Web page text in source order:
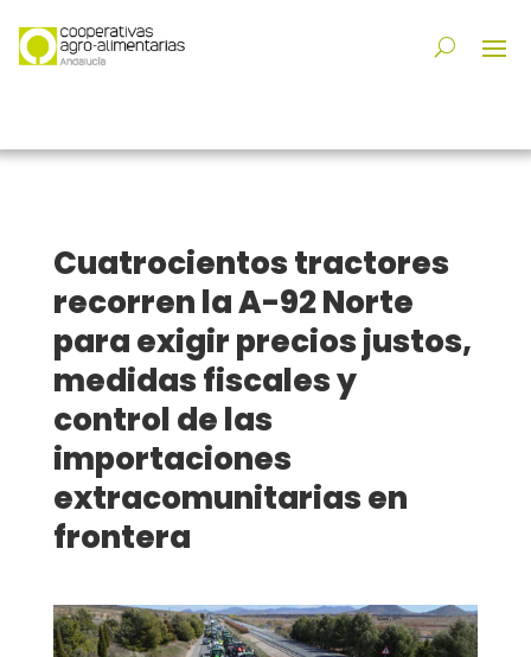
Cuatrocientos tractores
recorren la A-92 Norte
para exigir precios justos,
medidas fiscales y
control de las
importaciones
extracomunitarias en
frontera